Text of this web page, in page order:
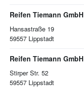
Reifen Tiemann GmbH
Hansastraße 19
59557 Lippstadt
Reifen Tiemann GmbH
Stirper Str. 52
59557 Lippstadt